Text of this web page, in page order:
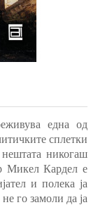
една од
сплетки
никогаш
Микел Кардел е
и полека ја
го замоли да ја